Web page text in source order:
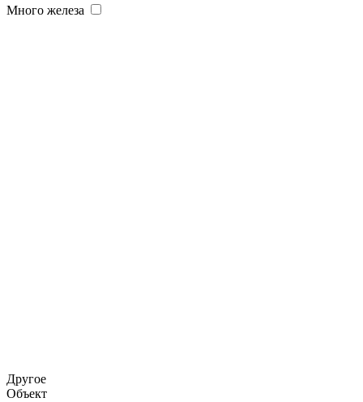
Много железа
Другое
Объект